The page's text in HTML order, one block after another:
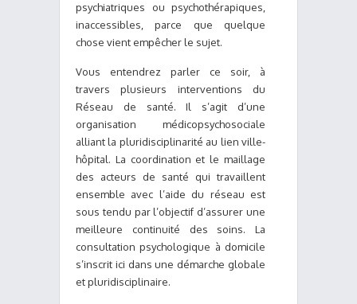
psychiatriques ou psychothérapiques,
inaccessibles, parce que quelque
chose vient empêcher le sujet.
Vous entendrez parler ce soir, à
travers plusieurs interventions du
Réseau de santé. Il s’agit d’une
organisation médicopsychosociale
alliant la pluridisciplinarité au lien ville-
hôpital. La coordination et le maillage
des acteurs de santé qui travaillent
ensemble avec l’aide du réseau est
sous tendu par l’objectif d’assurer une
meilleure continuité des soins. La
consultation psychologique à domicile
s’inscrit ici dans une démarche globale
et pluridisciplinaire.